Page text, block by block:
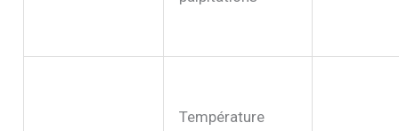
Température